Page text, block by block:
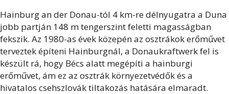
Hainburg an der Donau-tól 4 km-re délnyugatra a Duna
jobb partján 148 m tengerszint feletti magasságban
fekszik. Az 1980-as évek közepén az osztrákok erőművet
terveztek építeni Hainburgnál, a Donaukraftwerk fel is
készült rá, hogy Bécs alatt megépíti a hainburgi
erőművet, ám ez az osztrák környezetvédők és a
hivatalos csehszlovák tiltakozás hatására elmaradt.